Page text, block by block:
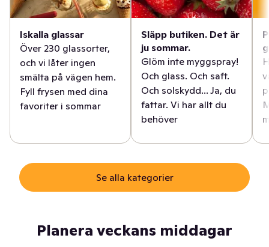
Iskalla glassar
Över 230 glassorter,
och vi låter ingen
smälta på vägen hem.
Fyll frysen med dina
favoriter i sommar
Släpp butiken. Det är
ju sommar.
Glöm inte myggspray!
Och glass. Och saft.
Och solskydd... Ja, du
fattar. Vi har allt du
behöver
Se alla kategorier
Planera veckans middagar